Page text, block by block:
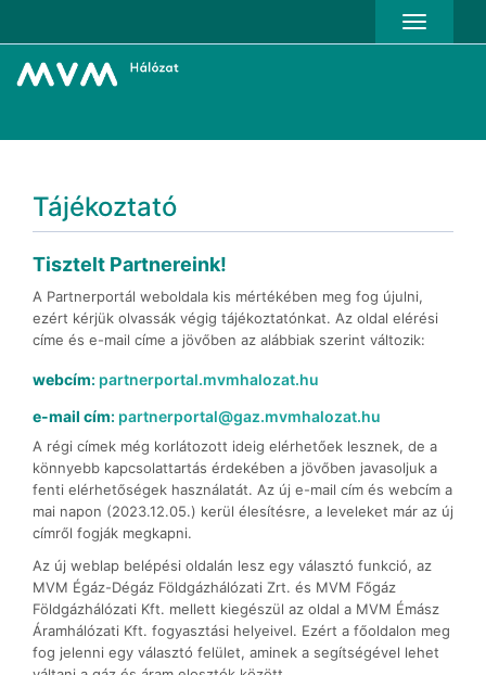
Toggle
Tájékoztató
Tisztelt Partnereink!
A Partnerportál weboldala kis mértékében meg fog újulni,
ezért kérjük olvassák végig tájékoztatónkat. Az oldal elérési
címe és e-mail címe a jövőben az alábbiak szerint változik:
webcím: partnerportal.mvmhalozat.hu
e-mail cím: partnerportal@gaz.mvmhalozat.hu
A régi címek még korlátozott ideig elérhetőek lesznek, de a
könnyebb kapcsolattartás érdekében a jövőben javasoljuk a
fenti elérhetőségek használatát. Az új e-mail cím és webcím a
mai napon (2023.12.05.) kerül élesítésre, a leveleket már az új
címről fogják megkapni.
Az új weblap belépési oldalán lesz egy választó funkció, az
MVM Égáz-Dégáz Földgázhálózati Zrt. és MVM Főgáz
Földgázhálózati Kft. mellett kiegészül az oldal a MVM Émász
Áramhálózati Kft. fogyasztási helyeivel. Ezért a főoldalon meg
fog jelenni egy választó felület, aminek a segítségével lehet